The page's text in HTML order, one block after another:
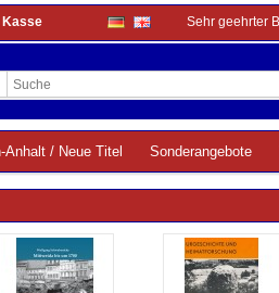
Kasse Sehr geehrter
Anhalt / Neue Titel Sonderangebote